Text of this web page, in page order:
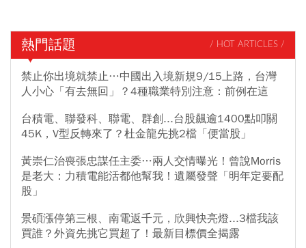
熱門話題 / HOT ARTICLES /
禁止你出境就禁止…中國出入境新規9/15上路，台灣
人小心「有去無回」？4種職業特別注意：前例在這
台積電、聯發科、聯電、群創...台股飆逾1400點叩關
45K，V型反轉來了？杜金龍先挑2檔「便當股」
黃崇仁治喪張忠謀任主委…兩人交情曝光！曾說Morris
是老大：力積電能活都他幫我！遺屬發聲「明年定要配
股」
景碩漲停第三根、南電返千元，欣興快亮燈...3檔我該
買誰？外資先挑它買超了！最新目標價全揭露